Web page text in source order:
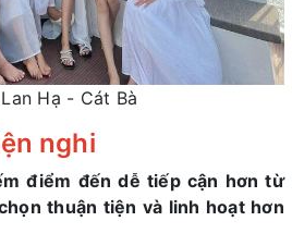
Hạ - Cát Bà
nghi
điểm đến dễ tiếp cận hơn từ
thuận tiện và linh hoạt hơn